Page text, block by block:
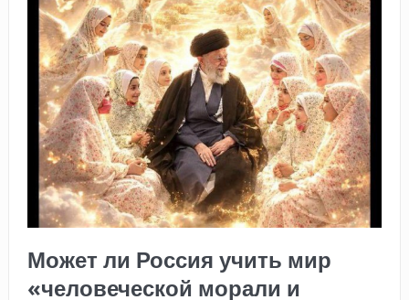
Может ли Россия учить мир
«человеческой морали и